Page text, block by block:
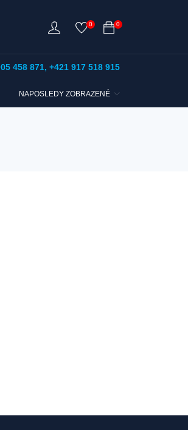
0
0
458 871, +421 917 518 915
NAPOSLEDY ZOBRAZENÉ